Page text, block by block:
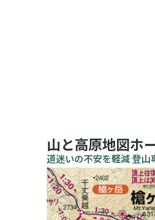
山と高原地図ホ
道迷いの不安を軽減 登山